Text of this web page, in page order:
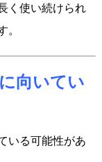
く使い続けられ
。
向いてい
いる可能性があ